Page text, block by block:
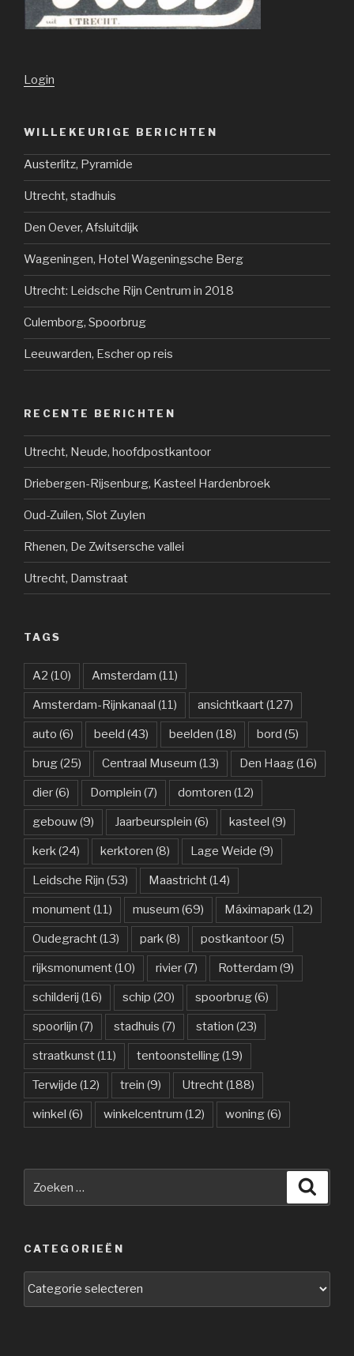
Login
WILLEKEURIGE BERICHTEN
Austerlitz, Pyramide
Utrecht, stadhuis
Den Oever, Afsluitdijk
Wageningen, Hotel Wageningsche Berg
Utrecht: Leidsche Rijn Centrum in 2018
Culemborg, Spoorbrug
Leeuwarden, Escher op reis
RECENTE BERICHTEN
Utrecht, Neude, hoofdpostkantoor
Driebergen-Rijsenburg, Kasteel Hardenbroek
Oud-Zuilen, Slot Zuylen
Rhenen, De Zwitsersche vallei
Utrecht, Damstraat
TAGS
A2 (10) Amsterdam (11)
Amsterdam-Rijnkanaal (11) ansichtkaart(127)
auto (6) beeld (43) beelden (18) bord (5)
brug(25) Centraal Museum (13) Den Haag(16)
dier(6) Domplein (7) domtoren (12)
gebouw(9) Jaarbeursplein (6) kasteel (9)
kerk(24) kerktoren (8) Lage Weide (9)
Leidsche Rijn (53) Maastricht(14)
monument(11) museum (69) Máximapark(12)
Oudegracht(13) park(8) postkantoor(5)
rijksmonument(10) rivier(7) Rotterdam (9)
schilderij (16) schip (20) spoorbrug(6)
spoorlijn (7) stadhuis (7) station (23)
straatkunst(11) tentoonstelling(19)
Terwijde (12) trein (9) Utrecht(188)
winkel (6) winkelcentrum (12) woning(6)
CATEGORIEËN